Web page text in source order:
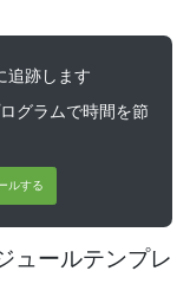
リの使用がビジネス
理由従業員のスケジ
ッドシートを使用
2020
追跡します
グラムで時間を節
ルする
ュールテンプレ